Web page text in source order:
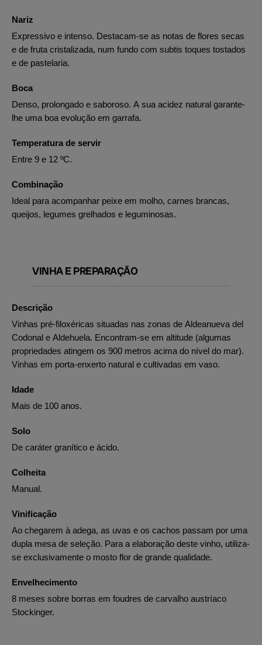
Nariz
Expressivo e intenso. Destacam-se as notas de flores secas
e de fruta cristalizada, num fundo com subtis toques tostados
e de pastelaria.
Boca
Denso, prolongado e saboroso. A sua acidez natural garante-
lhe uma boa evolução em garrafa.
Temperatura de servir
Entre 9 e 12 ºC.
Combinação
Ideal para acompanhar peixe em molho, carnes brancas,
queijos, legumes grelhados e leguminosas.
VINHA E PREPARAÇÃO
Descrição
Vinhas pré-filoxéricas situadas nas zonas de Aldeanueva del
Codonal e Aldehuela. Encontram-se em altitude (algumas
propriedades atingem os 900 metros acima do nível do mar).
Vinhas em porta-enxerto natural e cultivadas em vaso.
Idade
Mais de 100 anos.
Solo
De caráter granítico e ácido.
Colheita
Manual.
Vinificação
Ao chegarem à adega, as uvas e os cachos passam por uma
dupla mesa de seleção. Para a elaboração deste vinho, utiliza-
se exclusivamente o mosto flor de grande qualidade.
Envelhecimento
8 meses sobre borras em foudres de carvalho austríaco
Stockinger.